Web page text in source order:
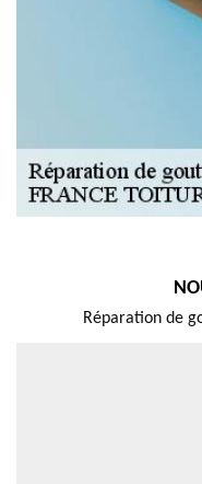
Réparation de